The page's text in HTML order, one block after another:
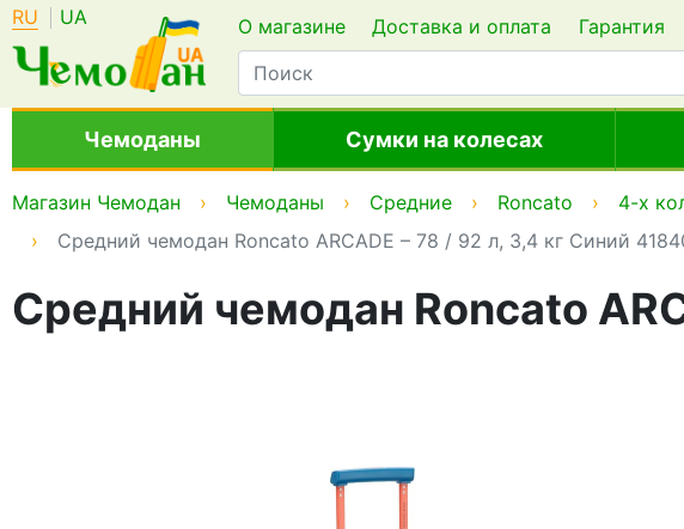
RU UA О магазине Доставка и оплата Гарантия
Чемоданы Сумки на колесах
Магазин Чемодан Чемоданы Средние Roncato 4-х
Средний чемодан Roncato ARCADE – 78 / 92 л, 3,4 кг Синий
Средний чемодан Roncato